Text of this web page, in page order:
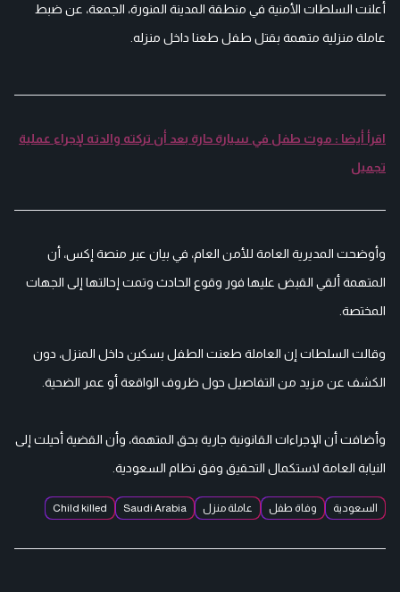
أعلنت السلطات الأمنية في منطقة المدينة المنورة، الجمعة، عن ضبط
عاملة منزلية متهمة بقتل طفل طعنا داخل منزله.
اقرأ أيضا : موت طفل في سيارة حارة بعد أن تركته والدته لإجراء عملية
تجميل
وأوضحت المديرية العامة للأمن العام، في بيان عبر منصة إكس، أن
المتهمة ألقي القبض عليها فور وقوع الحادث وتمت إحالتها إلى الجهات
المختصة.
وقالت السلطات إن العاملة طعنت الطفل بسكين داخل المنزل، دون
الكشف عن مزيد من التفاصيل حول ظروف الواقعة أو عمر الضحية.
وأضافت أن الإجراءات القانونية جارية بحق المتهمة، وأن القضية أحيلت إلى
النيابة العامة لاستكمال التحقيق وفق نظام السعودية.
السعودية وفاة طفل عاملة منزل Saudi Arabia
Child killed